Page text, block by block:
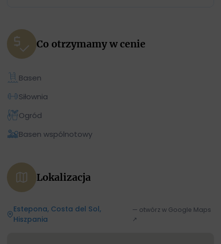
Co otrzymamy w cenie
Basen
Siłownia
Ogród
Basen wspólnotowy
Lokalizacja
Estepona, Costa del Sol,
Hiszpania
— otwórz w Google Maps
↗